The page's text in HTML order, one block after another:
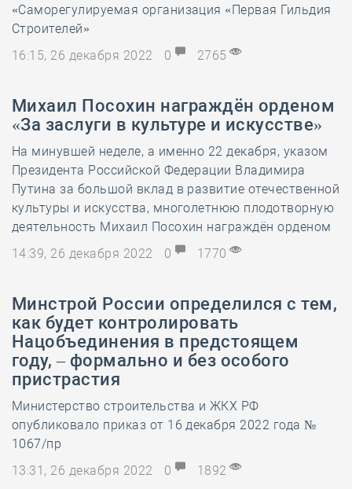
«Саморегулируемая организация «Первая Гильдия
Строителей»
16:15, 26 декабря 2022
0 2765
Михаил Посохин награждён орденом
«За заслуги в культуре и искусстве»
На минувшей неделе, а именно 22 декабря, указом
Президента Российской Федерации Владимира
Путина за большой вклад в развитие отечественной
культуры и искусства, многолетнюю плодотворную
деятельность Михаил Посохин награждён орденом
14:39, 26 декабря 2022
0 1770
Минстрой России определился с тем,
как будет контролировать
Нацобъединения в предстоящем
году, – формально и без особого
пристрастия
Министерство строительства и ЖКХ РФ
опубликовало приказ от 16 декабря 2022 года №
1067/пр
13:31, 26 декабря 2022
0 1892